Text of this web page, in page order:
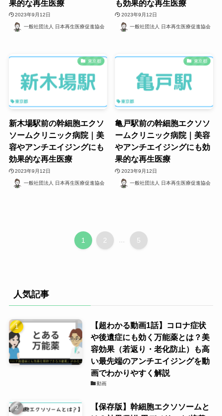
果的な再生医療
2023年9月12日
一般社団法人 日本再生医療促進協会
も効果的な再生医療
2023年9月12日
一般社団法人 日本再生医療促進協会
東京都
新木場駅前の幹細胞エクソ
ソームクリニック病院｜美
容やアンチエイジングにも
効果的な再生医療
2023年9月12日
一般社団法人 日本再生医療促進協会
東京都
亀戸駅前の幹細胞エクソソ
ームクリニック病院｜美容
やアンチエイジングにも効
果的な再生医療
2023年9月12日
一般社団法人 日本再生医療促進協会
1 2 5
人気記事
【超わかる動画1話】コロナ症状
や後遺症にも効く万能薬とは？美
容効果（若返り・老化防止）も高
い最先端のアンチエイジングを動
画でわかりやすく解説
動画
【保存版】幹細胞エクソソームと